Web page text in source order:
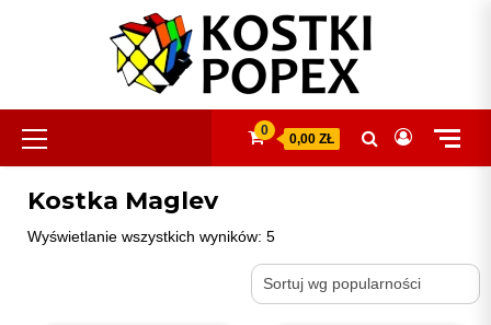
Primary
Menu
0
0,00 ZŁ
Kostka Maglev
Wyświetlanie wszystkich wyników: 5Posortowane
popularności